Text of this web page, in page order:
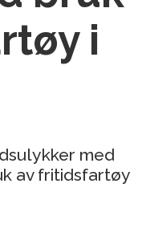
i
med
av fritidsfartøy